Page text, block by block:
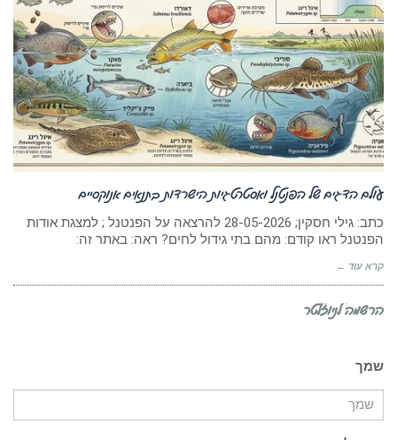
עולם הדגים של הפנטנל ואסטרטגיות הישרדות בתנאים אנוקסיים
כתב: גילי חסקין; 28-05-2026 להרצאה על הפנטנל ; למצגת אודות
הפנטנל ראו קודם: מהם בתי גידול לחים? ראה: באתר זה:
קרא עוד ←
הרשמה לניוזלטר
שמך